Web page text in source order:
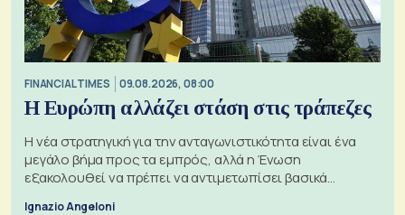
FINANCIAL TIMES 09.08.2026, 08:00
Η Ευρώπη αλλάζει στάση στις τράπεζες
Η νέα στρατηγική για την ανταγωνιστικότητα είναι ένα
μεγάλο βήμα προς τα εμπρός, αλλά η Ένωση
εξακολουθεί να πρέπει να αντιμετωπίσει βασικά
Ignazio Angeloni